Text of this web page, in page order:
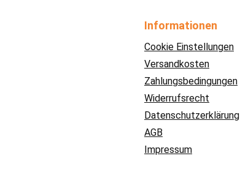
Informationen
Cookie Einstellungen
Versandkosten
Zahlungsbedingungen
Widerrufsrecht
Datenschutzerklärung
AGB
Impressum